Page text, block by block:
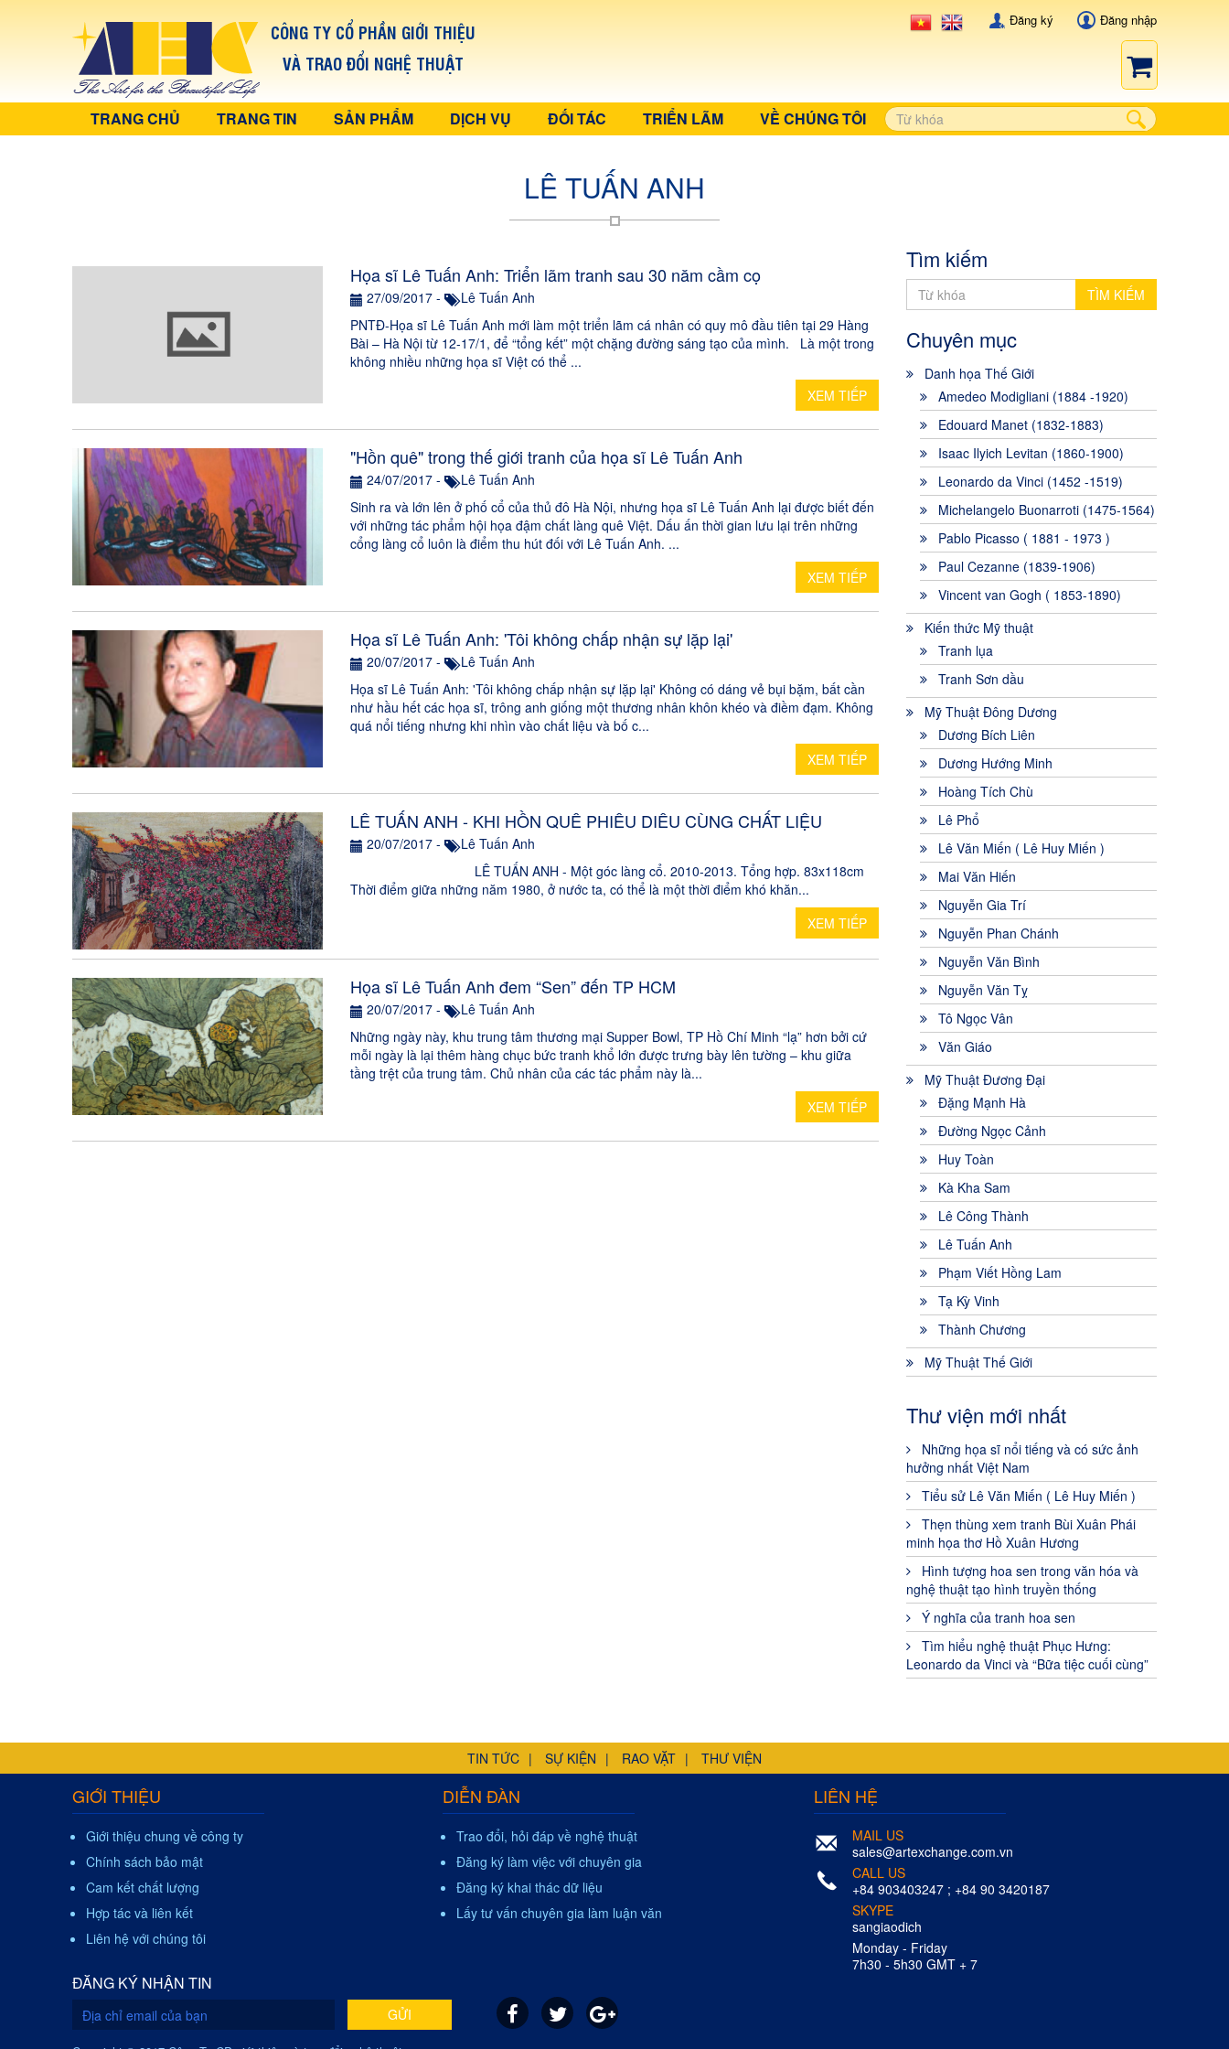
CÔNG TY CỔ PHẦN GIỚI THIỆU
VÀ TRAO ĐỔI NGHỆ THUẬT
Đăng ký Đăng nhập
TRANG CHỦ TRANG TIN SẢN PHẨM DỊCH VỤ ĐỐI TÁC TRIỂN LÃM VỀ CHÚNG TÔI
LÊ TUẤN ANH
Họa sĩ Lê Tuấn Anh: Triển lãm tranh sau 30 năm cầm cọ
27/09/2017 -
Lê Tuấn Anh
PNTĐ-Họa sĩ Lê Tuấn Anh mới làm một triển lãm cá nhân có quy mô đầu tiên tại 29 Hàng
Bài – Hà Nội từ 12-17/1, để “tổng kết” một chặng đường sáng tạo của mình. Là một trong
không nhiều những họa sĩ Việt có thể ...
XEM TIẾP
"Hồn quê" trong thế giới tranh của họa sĩ Lê Tuấn Anh
24/07/2017 -
Lê Tuấn Anh
Sinh ra và lớn lên ở phố cổ của thủ đô Hà Nội, nhưng họa sĩ Lê Tuấn Anh lại được biết đến
với những tác phẩm hội họa đậm chất làng quê Việt. Dấu ấn thời gian lưu lại trên những
cổng làng cổ luôn là điểm thu hút đối với Lê Tuấn Anh. ...
XEM TIẾP
Họa sĩ Lê Tuấn Anh: 'Tôi không chấp nhận sự lặp lại'
20/07/2017 -
Lê Tuấn Anh
Họa sĩ Lê Tuấn Anh: 'Tôi không chấp nhận sự lặp lại' Không có dáng vẻ bụi bặm, bất cần
như hầu hết các họa sĩ, trông anh giống một thương nhân khôn khéo và điềm đạm. Không
quá nổi tiếng nhưng khi nhìn vào chất liệu và bố c...
XEM TIẾP
LÊ TUẤN ANH - KHI HỒN QUÊ PHIÊU DIÊU CÙNG CHẤT LIỆU
20/07/2017 -
Lê Tuấn Anh
LÊ TUẤN ANH - Một góc làng cổ. 2010-2013. Tổng hợp. 83x118cm
Thời điểm giữa những năm 1980, ở nước ta, có thể là một thời điểm khó khăn...
XEM TIẾP
Họa sĩ Lê Tuấn Anh đem “Sen” đến TP HCM
20/07/2017 -
Lê Tuấn Anh
Những ngày này, khu trung tâm thương mại Supper Bowl, TP Hồ Chí Minh “lạ” hơn bởi cứ
mỗi ngày là lại thêm hàng chục bức tranh khổ lớn được trưng bày lên tường – khu giữa
tầng trệt của trung tâm. Chủ nhân của các tác phẩm này là...
XEM TIẾP
Tìm kiếm
TÌM KIẾM
Chuyên mục
Danh họa Thế Giới
Amedeo Modigliani (1884 -1920)
Edouard Manet (1832-1883)
Isaac Ilyich Levitan (1860-1900)
Leonardo da Vinci (1452 -1519)
Michelangelo Buonarroti (1475-1564)
Pablo Picasso ( 1881 - 1973 )
Paul Cezanne (1839-1906)
Vincent van Gogh ( 1853-1890)
Kiến thức Mỹ thuật
Tranh lụa
Tranh Sơn dầu
Mỹ Thuật Đông Dương
Dương Bích Liên
Dương Hướng Minh
Hoàng Tích Chù
Lê Phổ
Lê Văn Miến ( Lê Huy Miến )
Mai Văn Hiến
Nguyễn Gia Trí
Nguyễn Phan Chánh
Nguyễn Văn Bình
Nguyễn Văn Tỵ
Tô Ngọc Vân
Văn Giáo
Mỹ Thuật Đương Đại
Đặng Mạnh Hà
Đường Ngọc Cảnh
Huy Toàn
Kà Kha Sam
Lê Công Thành
Lê Tuấn Anh
Phạm Viết Hồng Lam
Tạ Kỳ Vinh
Thành Chương
Mỹ Thuật Thế Giới
Thư viện mới nhất
Những họa sĩ nổi tiếng và có sức ảnh
hưởng nhất Việt Nam
Tiểu sử Lê Văn Miến ( Lê Huy Miến )
Thẹn thùng xem tranh Bùi Xuân Phái
minh họa thơ Hồ Xuân Hương
Hình tượng hoa sen trong văn hóa và
nghệ thuật tạo hình truyền thống
Ý nghĩa của tranh hoa sen
Tìm hiểu nghệ thuật Phục Hưng:
Leonardo da Vinci và “Bữa tiệc cuối cùng”
TIN TỨC SỰ KIỆN RAO VẶT THƯ VIỆN
GIỚI THIỆU
Giới thiệu chung về công ty
Chính sách bảo mật
Cam kết chất lượng
Hợp tác và liên kết
Liên hệ với chúng tôi
DIỄN ĐÀN
Trao đổi, hỏi đáp về nghệ thuật
Đăng ký làm việc với chuyên gia
Đăng ký khai thác dữ liệu
Lấy tư vấn chuyên gia làm luận văn
ĐĂNG KÝ NHẬN TIN
GỬI
LIÊN HỆ
MAIL US
sales@artexchange.com.vn
CALL US
+84 903403247 ; +84 90 3420187
SKYPE
sangiaodich
Monday - Friday
7h30 - 5h30 GMT + 7